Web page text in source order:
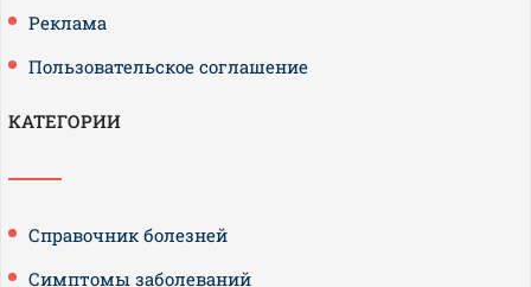
Реклама
Пользовательское соглашение
КАТЕГОРИИ
Справочник болезней
Симптомы заболеваний